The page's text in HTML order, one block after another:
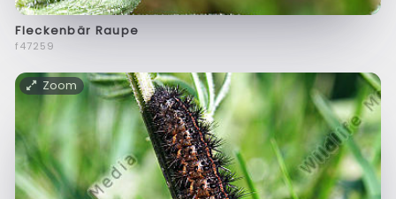
Fleckenbär Raupe
f47259
Zoom